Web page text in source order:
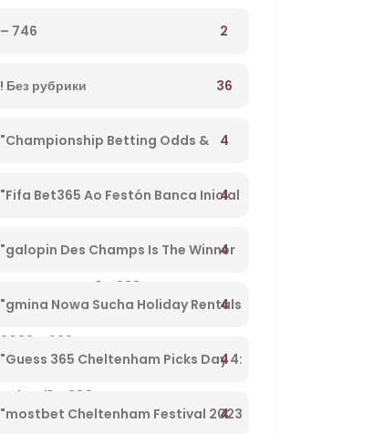
– 746 2
! Без рубрики 36
"Championship Betting Odds &
Fixtures, Football England – 27
4
"Fifa Bet365 Ao Festón Banca Inicial
14k Playpix #mostbet 25 05 23
Vamos Forrar!" – 833
4
"galopin Des Champs Is The Winner
Boodles Cheltenham Platinum Cup
2023 – 962
4
"gmina Nowa Sucha Holiday Rentals
& Homes Masovian Voivodeship,
Poland" – 330
4
"Guess 365 Cheltenham Picks Day 4:
£30 In Free Bets Code 'tsport' – 865
4
"mostbet Cheltenham Festival 2023
4